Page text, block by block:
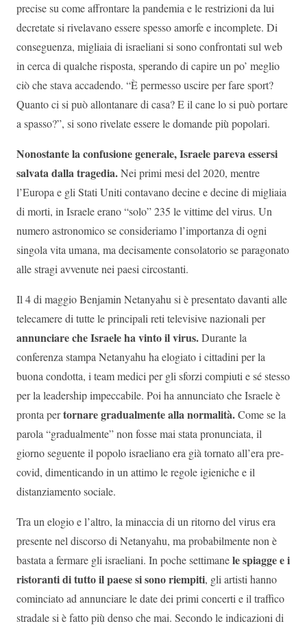
precise su come affrontare la pandemia e le restrizioni da lui
decretate si rivelavano essere spesso amorfe e incomplete. Di
conseguenza, migliaia di israeliani si sono confrontati sul web
in cerca di qualche risposta, sperando di capire un po’ meglio
ciò che stava accadendo. “È permesso uscire per fare sport?
Quanto ci si può allontanare di casa? E il cane lo si può portare
a spasso?”, si sono rivelate essere le domande più popolari.
Nonostante la confusione generale, Israele pareva essersi
salvata dalla tragedia.Nei primi mesi del 2020, mentre
l’Europa e gli Stati Uniti contavano decine e decine di migliaia
di morti, in Israele erano “solo” 235 le vittime del virus. Un
numero astronomico se consideriamo l’importanza di ogni
singola vita umana, ma decisamente consolatorio se paragonato
alle stragi avvenute nei paesi circostanti.
Il 4 di maggio Benjamin Netanyahu si è presentato davanti alle
telecamere di tutte le principali reti televisive nazionali per
annunciare che Israele ha vinto il virus.Durante la
conferenza stampa Netanyahu ha elogiato i cittadini per la
buona condotta, i team medici per gli sforzi compiuti e sé stesso
per la leadership impeccabile. Poi ha annunciato che Israele è
pronta pertornare gradualmente alla normalità.Come se la
parola “gradualmente” non fosse mai stata pronunciata, il
giorno seguente il popolo israeliano era già tornato all’era pre-
covid, dimenticando in un attimo le regole igieniche e il
distanziamento sociale.
Tra un elogio e l’altro, la minaccia di un ritorno del virus era
presente nel discorso di Netanyahu, ma probabilmente non è
bastata a fermare gli israeliani. In poche settimanele spiagge e i
ristoranti di tutto il paese si sono riempiti, gli artisti hanno
cominciato ad annunciare le date dei primi concerti e il traffico
stradale si è fatto più denso che mai. Secondo le indicazioni di